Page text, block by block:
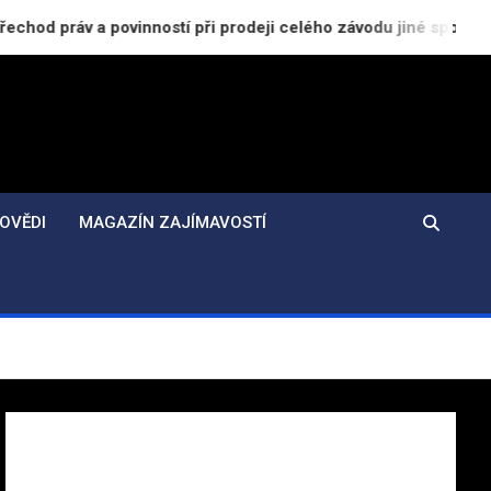
při prodeji celého závodu jiné společnosti
MAGAZÍN ZAJÍMAVOSTÍ